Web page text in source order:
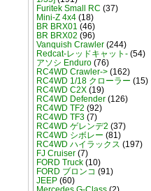
Furitek Small RC (37)
Mini-Z 4x4(18)
BR BRX01 (46)
BR BRX02 (96)
Vanquish Crawler(244)
Redcat-レッドキャット-(54)
アソシ Enduro(76)
RC4WD Crawler->(162)
RC4WD 1/18 クローラー (15)
RC4WD C2X(19)
RC4WD Defender(126)
RC4WD TF2 (92)
RC4WD TF3(7)
RC4WD ゲレンデ2 (37)
RC4WD シボレー (81)
RC4WD ハイラックス (197)
FJ Cruiser(7)
FORD Truck(10)
FORD ブロンコ (91)
JEEP(60)